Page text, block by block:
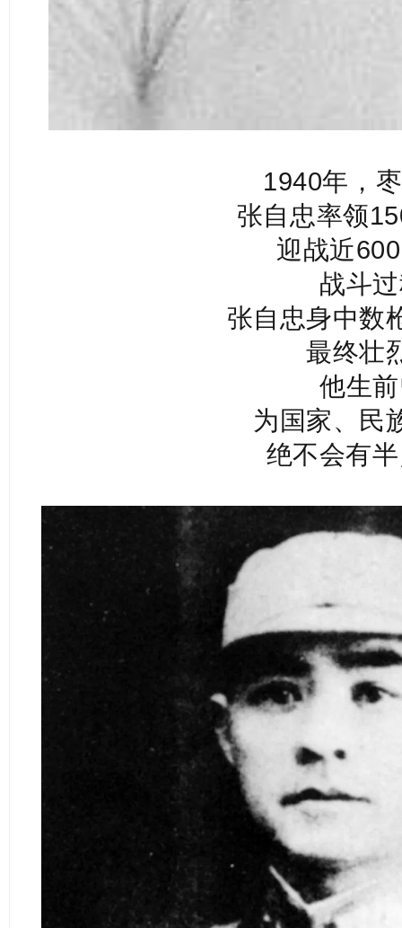
1940年，
张自忠率领
迎战近
战斗
张自忠身中数
最终壮
他生
为国家、民
绝不会有